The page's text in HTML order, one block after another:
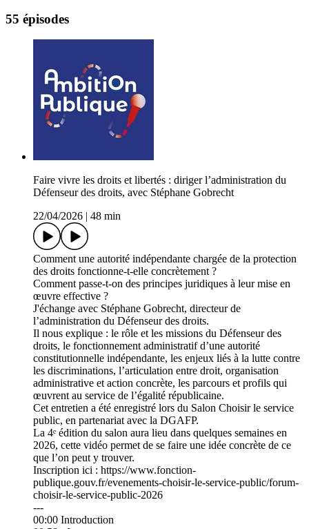
55 épisodes
Faire vivre les droits et libertés : diriger l’administration du
Défenseur des droits, avec Stéphane Gobrecht
22/04/2026
48 min
Comment une autorité indépendante chargée de la protection
des droits fonctionne-t-elle concrètement ?
Comment passe-t-on des principes juridiques à leur mise en
œuvre effective ?
J'échange avec Stéphane Gobrecht, directeur de
l’administration du Défenseur des droits.
Il nous explique : le rôle et les missions du Défenseur des
droits, le fonctionnement administratif d’une autorité
constitutionnelle indépendante, les enjeux liés à la lutte contre
les discriminations, l’articulation entre droit, organisation
administrative et action concrète, les parcours et profils qui
œuvrent au service de l’égalité républicaine.
Cet entretien a été enregistré lors du Salon Choisir le service
public, en partenariat avec la DGAFP.
La 4ᵉ édition du salon aura lieu dans quelques semaines en
2026, cette vidéo permet de se faire une idée concrète de ce
que l’on peut y trouver.
Inscription ici : https://www.fonction-
publique.gouv.fr/evenements-choisir-le-service-public/forum-
choisir-le-service-public-2026
---
00:00 Introduction